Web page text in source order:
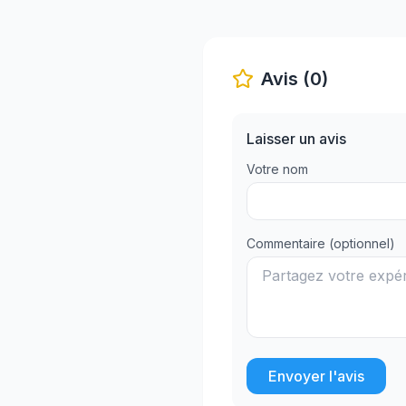
Avis (0)
Laisser un avis
Votre nom
Commentaire (optionnel)
Envoyer l'avis